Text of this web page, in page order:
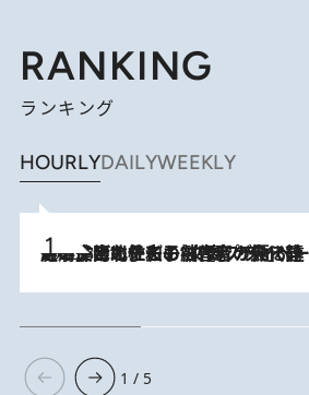
RANKING
ランキング
HOURLYDAILYWEEKLY
2026.8.3
《「文士の子ども被害者の会」発足！》阿川佐和子（72）が語る遠藤周作に北杜夫、劇作家・矢代静一の子どもたちの“文豪プライベート事件簿”
1 / 5